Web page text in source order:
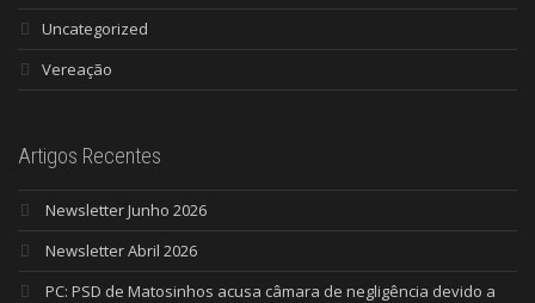
Uncategorized
Vereação
Artigos Recentes
Newsletter Junho 2026
Newsletter Abril 2026
PC: PSD de Matosinhos acusa câmara de negligência devido a